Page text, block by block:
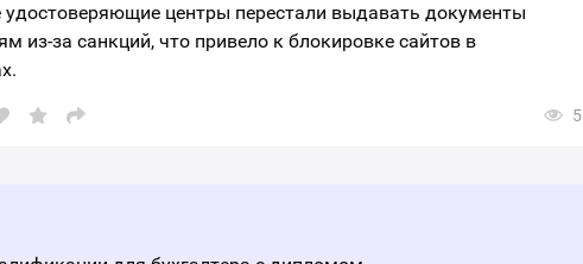
удостоверяющие центры перестали выдавать документы
из-за санкций, что привело к блокировке сайтов в
Открыть
5